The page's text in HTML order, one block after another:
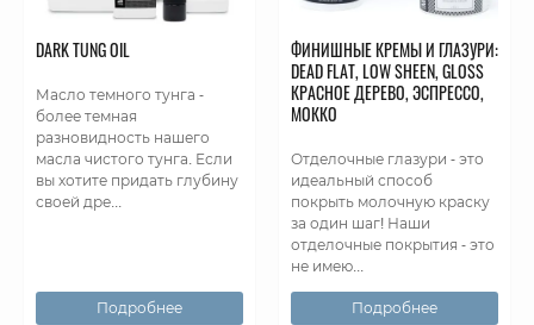
DARK TUNG OIL
Масло темного тунга -
более темная
разновидность нашего
масла чистого тунга. Если
вы хотите придать глубину
своей дре...
Подробнее
ФИНИШНЫЕ КРЕМЫ И ГЛАЗУРИ:
DEAD FLAT, LOW SHEEN, GLOSS
КРАСНОЕ ДЕРЕВО, ЭСПРЕССО,
МОККО
Отделочные глазури - это
идеальный способ
покрыть молочную краску
за один шаг! Наши
отделочные покрытия - это
не имею...
Подробнее